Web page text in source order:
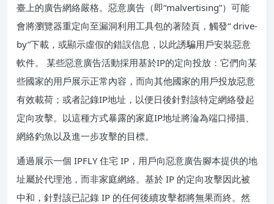
臺上的廣告網絡嚴格。惡意廣告（即“malvertising”）可能
會將瀏覽器重定向至漏洞利用工具包的著陸頁，觸發“ drive-
by”下載，或顯示虛假的錯誤信息，以此誘騙用戶安裝惡意
軟件。 某些惡意廣告活動採用基於IP的定向投放：它們向某
些國家的用戶展示正常內容，而向其他國家的用戶投放惡意
有效載荷；或者記錄IP地址，以便日後針對該特定網絡發起
定向攻擊。以這種方式暴露的家庭IP地址將淪為端口掃描、
網絡釣魚以及進一步攻擊的目標。
通過展示一個 IPFLY 住宅 IP，用戶向惡意廣告腳本提供的地
址屬於代理池，而非家庭網絡。基於 IP 的定向攻擊因此被
中和，針對該已記錄 IP 的任何後續攻擊都將無果而終。然